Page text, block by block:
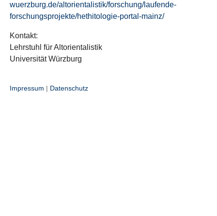
wuerzburg.de/altorientalistik/forschung/laufende-
forschungsprojekte/hethitologie-portal-mainz/
Kontakt:
Lehrstuhl für Altorientalistik
Universität Würzburg
Impressum | Datenschutz